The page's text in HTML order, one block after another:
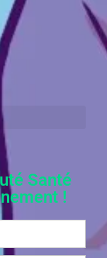
Santé
!